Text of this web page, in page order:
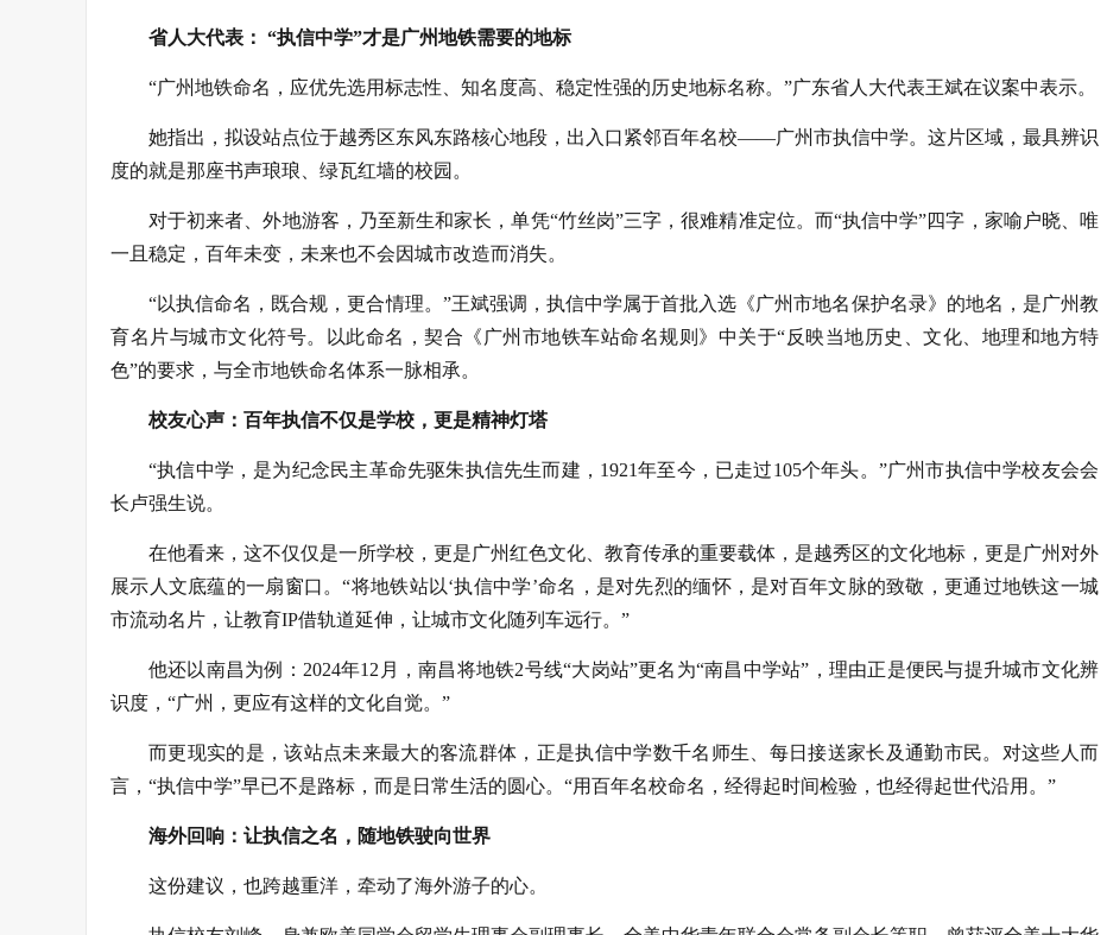
省人大代表： “执信中学”才是广州地铁需要的地标
“广州地铁命名，应优先选用标志性、知名度高、稳定性强的历史地标名称。”广东省人大代表王斌在议案中表示。
她指出，拟设站点位于越秀区东风东路核心地段，出入口紧邻百年名校——广州市执信中学。这片区域，最具辨识
度的就是那座书声琅琅、绿瓦红墙的校园。
对于初来者、外地游客，乃至新生和家长，单凭“竹丝岗”三字，很难精准定位。而“执信中学”四字，家喻户晓、唯
一且稳定，百年未变，未来也不会因城市改造而消失。
“以执信命名，既合规，更合情理。”王斌强调，执信中学属于首批入选《广州市地名保护名录》的地名，是广州教
育名片与城市文化符号。以此命名，契合《广州市地铁车站命名规则》中关于“反映当地历史、文化、地理和地方特
色”的要求，与全市地铁命名体系一脉相承。
校友心声：百年执信不仅是学校，更是精神灯塔
“执信中学，是为纪念民主革命先驱朱执信先生而建，1921年至今，已走过105个年头。”广州市执信中学校友会会
长卢强生说。
在他看来，这不仅仅是一所学校，更是广州红色文化、教育传承的重要载体，是越秀区的文化地标，更是广州对外
展示人文底蕴的一扇窗口。“将地铁站以‘执信中学’命名，是对先烈的缅怀，是对百年文脉的致敬，更通过地铁这一城
市流动名片，让教育IP借轨道延伸，让城市文化随列车远行。”
他还以南昌为例：2024年12月，南昌将地铁2号线“大岗站”更名为“南昌中学站”，理由正是便民与提升城市文化辨
识度，“广州，更应有这样的文化自觉。”
而更现实的是，该站点未来最大的客流群体，正是执信中学数千名师生、每日接送家长及通勤市民。对这些人而
言，“执信中学”早已不是路标，而是日常生活的圆心。“用百年名校命名，经得起时间检验，也经得起世代沿用。”
海外回响：让执信之名，随地铁驶向世界
这份建议，也跨越重洋，牵动了海外游子的心。